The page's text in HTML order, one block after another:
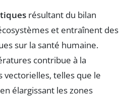
résultant du bilan
et entraînent des
sur la santé humaine.
contribue à la
telles que le
élargissant les zones